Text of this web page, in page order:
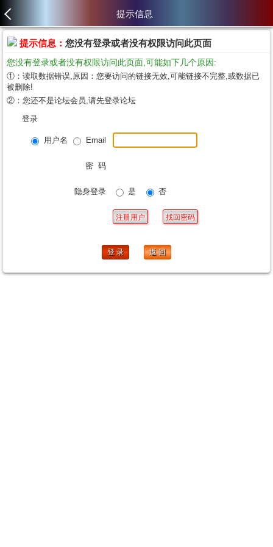
提示信息
提示信息： 您没有登录或者没有权限访问此页面
您没有登录或者没有权限访问此页面,可能如下几个原因:
①：读取数据错误,原因：您要访问的链接无效,可能链接不完整,或数据已
被删除!
②：您还不是论坛会员,请先登录论坛
登录
用户名 Email
密 码
隐身登录 是 否